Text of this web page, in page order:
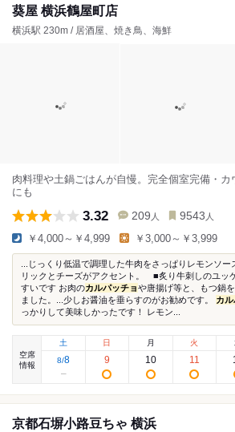
葵屋 横浜鶴屋町店
横浜駅 230m / 居酒屋、焼き鳥、海鮮
肉料理や土鍋ごはんが自慢。完全個室完備・カ
にも
3.32 209 人 9543 人
￥4,000～￥4,999 ￥3,000～￥3,999
...じっくり低温で調理した牛肉をさっぱりレモンソー
リックとチーズがアクセント。 ■炙り牛刺しのユッ
すいです お肉のカルパッチョや唐揚げ等と、もつ鍋
ました。...少しお醤油を垂らすのがお勧めです。 カル
っかりして美味しかったです！ レモン...
空席
情報
土
8/8
日
9
月
10
火
11
京都石塀小路豆ちゃ 横浜